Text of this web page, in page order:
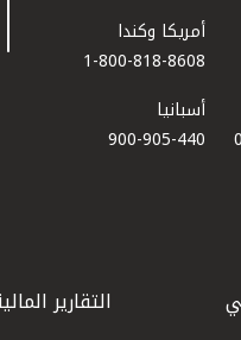
أمريكا وكندا
1-800-818-8608
أسبانيا
900-905-440
التقارير